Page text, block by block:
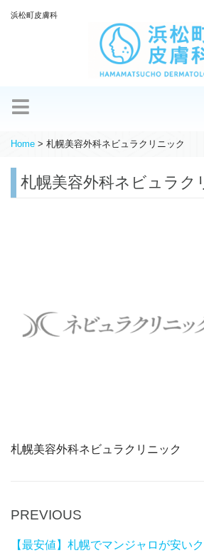
浜松町皮膚科
Home > 札幌美容外科ネビュラクリニック
札幌美容外科ネビュラク
札幌美容外科ネビュラクリニック
Post
navigation
P
PREVIOUS
【最安値】札幌でマンジャロが安い